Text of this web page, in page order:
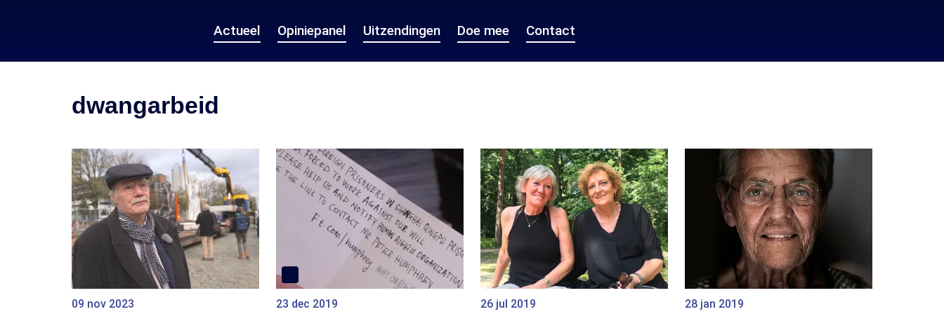
Actueel Opiniepanel Uitzendingen Doe mee Contact
dwangarbeid
09 nov 2023 23 dec 2019 26 jul 2019 28 jan 2019